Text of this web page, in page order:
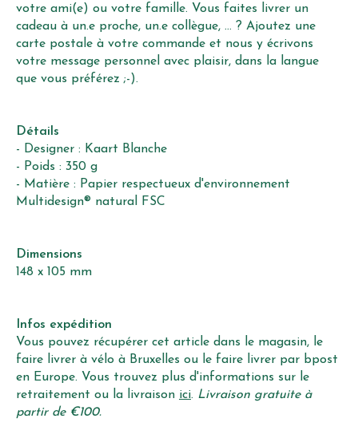
votre ami(e) ou votre famille. Vous faites livrer un
cadeau à un.e proche, un.e collègue, ... ? Ajoutez une
carte postale à votre commande et nous y écrivons
votre message personnel avec plaisir, dans la langue
que vous préférez ;-).
Détails
- Designer : Kaart Blanche
- Poids : 350 g
- Matière : Papier respectueux d'environnement
Multidesign® natural FSC
Dimensions
148 x 105 mm
Infos expédition
Vous pouvez récupérer cet article dans le magasin, le
faire livrer à vélo à Bruxelles ou le faire livrer par bpost
en Europe. Vous trouvez plus d'informations sur le
retraitement ou la livraison ici. Livraison gratuite à
partir de €100.